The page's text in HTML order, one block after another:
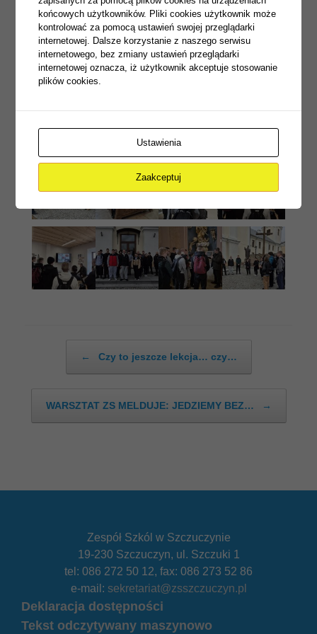
← Czy to jeszcze lekcja… czy…
WARSZTAT ZS MELDUJE: JEDZIEMY BEZ… →
Zespół Szkól w Szczuczynie
19-230 Szczuczyn, ul. Szczuki 1
tel: 086 272 50 12, fax: 086 273 52 86
e-mail: sekretariat@zsszczuczyn.pl
Deklaracja dostępności
Tekst odczytywany maszynowo
końcowych użytkowników. Pliki cookies użytkownik może
kontrolować za pomocą ustawień swojej przeglądarki
internetowej. Dalsze korzystanie z naszego serwisu
internetowego, bez zmiany ustawień przeglądarki
internetowej oznacza, iż użytkownik akceptuje stosowanie
plików cookies.
Ustawienia
Zaakceptuj